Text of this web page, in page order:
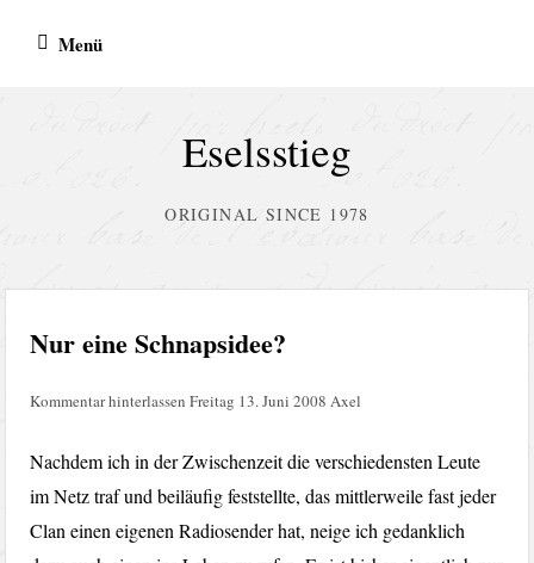
Inhalt Menü
Eselsstieg
ORIGINAL SINCE 1978
Nur eine Schnapsidee?
Kommentar hinterlassen Freitag 13. Juni 2008 Axel
Nachdem ich in der Zwischenzeit die verschiedensten Leute
im Netz traf und beiläufig feststellte, das mittlerweile fast jeder
Clan einen eigenen Radiosender hat, neige ich gedanklich